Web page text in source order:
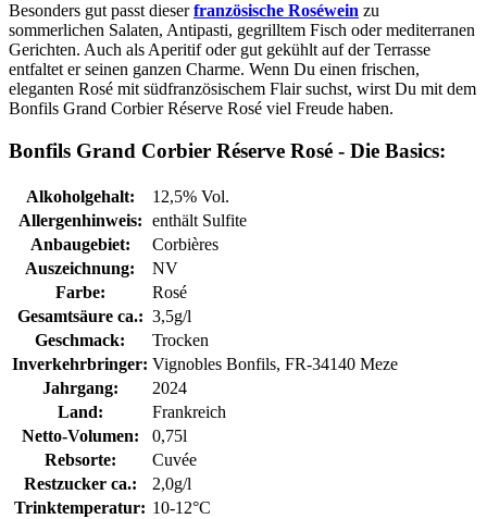
Besonders gut passt dieserfranzösische Roséwein zu
sommerlichen Salaten, Antipasti, gegrilltem Fisch oder mediterranen
Gerichten. Auch als Aperitif oder gut gekühlt auf der Terrasse
entfaltet er seinen ganzen Charme. Wenn Du einen frischen,
eleganten Rosé mit südfranzösischem Flair suchst, wirst Du mit dem
Bonfils Grand Corbier Réserve Rosé viel Freude haben.
Bonfils Grand Corbier Réserve Rosé - Die Basics:
Alkoholgehalt:
12,5% Vol.
Allergenhinweis: enthält Sulfite
Anbaugebiet:
Corbières
Auszeichnung:
NV
Farbe:
Rosé
Gesamtsäure ca.: 3,5g/l
Geschmack:
Trocken
Inverkehrbringer: Vignobles Bonfils, FR-34140 Meze
Jahrgang:
2024
Land:
Frankreich
Netto-Volumen:
0,75l
Rebsorte:
Cuvée
Restzucker ca.:
2,0g/l
Trinktemperatur: 10-12°C